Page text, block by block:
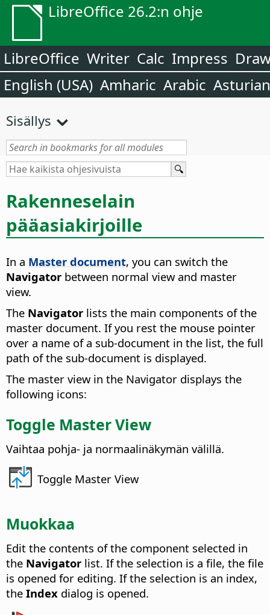
LibreOffice 26.2:n ohje
LibreOffice Writer Calc Impress
English (USA) Amharic Arabic Asturian
Sisällys
Rakenneselain
pääasiakirjoille
In a Master document, you can switch the
Navigator between normal view and master
view.
The Navigator lists the main components of the
master document. If you rest the mouse pointer
over a name of a sub-document in the list, the full
path of the sub-document is displayed.
The master view in the Navigator displays the
following icons:
Toggle Master View
Vaihtaa pohja- ja normaalinäkymän välillä.
Toggle Master View
Muokkaa
Edit the contents of the component selected in
the Navigator list. If the selection is a file, the file
is opened for editing. If the selection is an index,
the Index dialog is opened.